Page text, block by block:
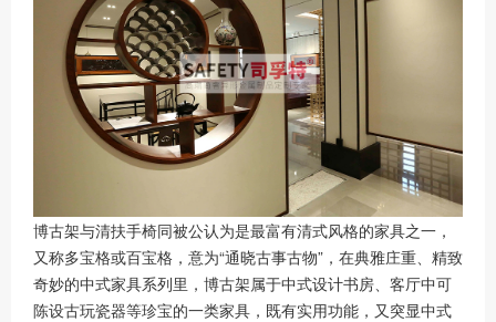
博古架与清扶手椅同被公认为是最富有清式风格的家具之一，
又称多宝格或百宝格，意为“通晓古事古物”，在典雅庄重、精致
奇妙的中式家具系列里，博古架属于中式设计书房、客厅中可
陈设古玩瓷器等珍宝的一类家具，既有实用功能，又突显中式